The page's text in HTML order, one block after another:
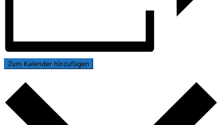
Zum Kalender hinzufügen